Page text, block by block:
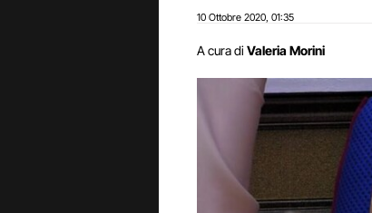
10 Ottobre 2020 01:35
A cura di Valeria Morini